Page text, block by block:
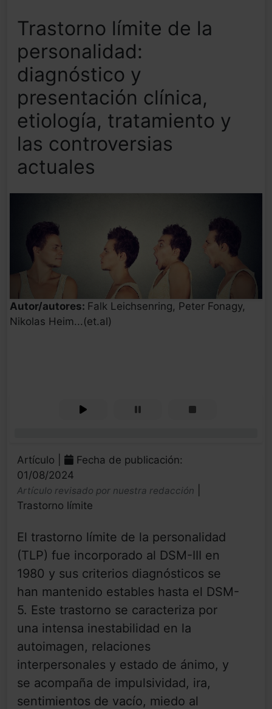
Trastorno límite de la
personalidad:
diagnóstico y
presentación clínica,
etiología, tratamiento y
las controversias
actuales
Autor/autores: Falk Leichsenring, Peter Fonagy,
Nikolas Heim...(et.al)
Artículo |
Fecha de publicación:
01/08/2024
Artículo revisado por nuestra redacción
Trastorno límite
El trastorno límite de la personalidad
(TLP) fue incorporado al DSM-III en
1980 y sus criterios diagnósticos se
han mantenido estables hasta el DSM-
5. Este trastorno se caracteriza por
una intensa inestabilidad en la
autoimagen, relaciones
interpersonales y estado de ánimo, y
se acompaña de impulsividad, ira,
sentimientos de vacío, miedo al